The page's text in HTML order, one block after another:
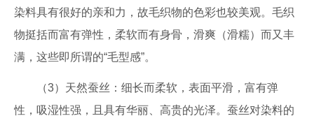
染料具有很好的亲和力，故毛织物的色彩也较美观。毛织
物挺括而富有弹性，柔软而有身骨，滑爽（滑糯）而又丰
满，这些即所谓的“毛型感”。
（3）天然蚕丝：细长而柔软，表面平滑，富有弹
性，吸湿性强，且具有华丽、高贵的光泽。蚕丝对染料的